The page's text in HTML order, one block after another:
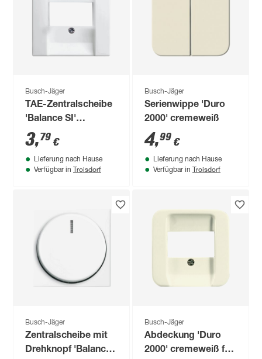
Busch-Jäger
TAE-Zentralscheibe
'Balance SI'
alpinweiß
3,79 €
Lieferung nach Hause
Verfügbar in Troisdorf
Busch-Jäger
Serienwippe 'Duro
2000' cremeweiß
4,99 €
Lieferung nach Hause
Verfügbar in Troisdorf
Busch-Jäger
Zentralscheibe mit
Drehknopf 'Balance
Busch-Jäger
Abdeckung 'Duro
2000' cremeweiß für